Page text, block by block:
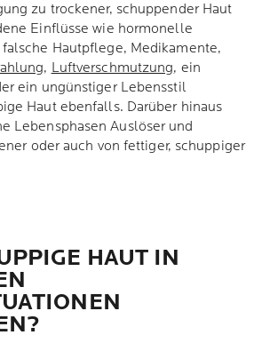
zu trockener, schuppender Haut
Einflüsse wie hormonelle
Hautpflege, Medikamente,
, Luftverschmutzung, ein
ein ungünstiger Lebensstil
Haut ebenfalls. Darüber hinaus
Lebensphasen Auslöser und
oder auch von fettiger, schuppiger
HAUT IN